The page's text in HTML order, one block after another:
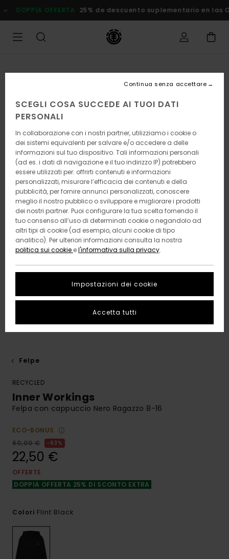
alle
informazioni
prodotto
DOPPIA OFFERTA 25% de descuento suplementario en las
Felpe
RECYCLED
Inner Workings
Felpa con cappuccio Nero Ragazzo 8-16
ECO-BONUS
60,00 €
63%
22,50 €
OFFERTE
DOPPIA OFFERTA 25% DI SCONTO EXTRA
Colori Flint Black
SCEGLI COSA SUCCEDE AI TUOI DATI
PERSONALI
In collaborazione con i nostri partner, utilizziamo i cookie o
dei sistemi equivalenti per salvare e/o accedere a delle
informazioni sul tuo dispositivo. Tali informazioni personali
(ad es. i dati di navigazione e il tuo indirizzo IP) potrebbero
essere utilizzati per: offrirti contenuti e informazioni
personalizzati, misurare l’efficacia dei contenuti e della
pubblicità, per fornire annunci personalizzati, conoscere
meglio il nostro pubblico o sviluppare e migliorare i prodotti
dei nostri partner. Puoi configurare la tua scelta fornendo il
tuo consenso all’uso di determinati cookie o negandolo ad
altri tipi di cookie (ad esempio, alcuni cookie di tipo
analitico). Per ulteriori informazioni consulta la nostra
politica sui cookie el'informativa sulla privacy.
Impostazioni dei cookie
Continua senza accettare
Accetta tutti